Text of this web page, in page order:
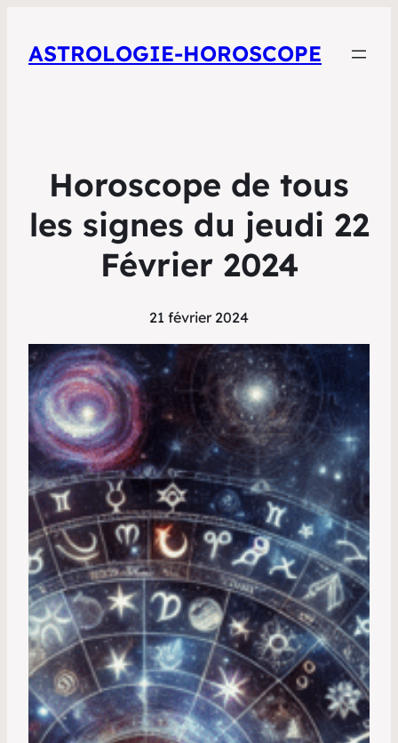
ASTROLOGIE-HOROSCOPE
Horoscope de tous
les signes du jeudi 22
Février 2024
21 février 2024